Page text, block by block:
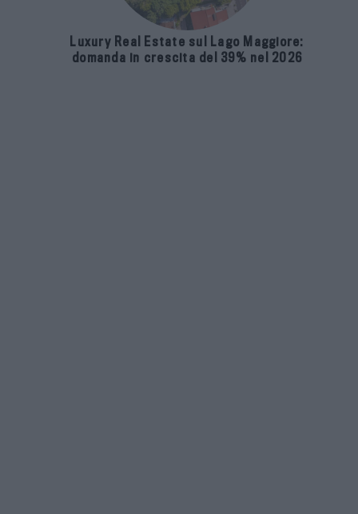
Luxury Real Estate sul Lago Maggiore:
domanda in crescita del 39% nel 2026